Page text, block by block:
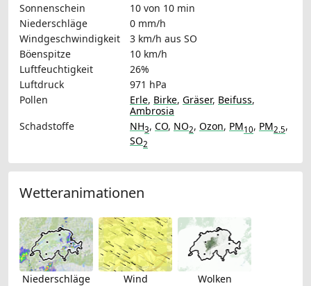
Sonnenschein
10 von 10 min
Niederschläge
0 mm/h
Windgeschwindigkeit
3 km/h aus SO
Böenspitze
10 km/h
Luftfeuchtigkeit
26%
Luftdruck
971 hPa
Pollen
Erle, Birke, Gräser, Beifuss,
Ambrosia
Schadstoffe
NH3, CO, NO2, Ozon, PM10, PM2.5,
SO2
Wetteranimationen
Niederschläge Wind Wolken